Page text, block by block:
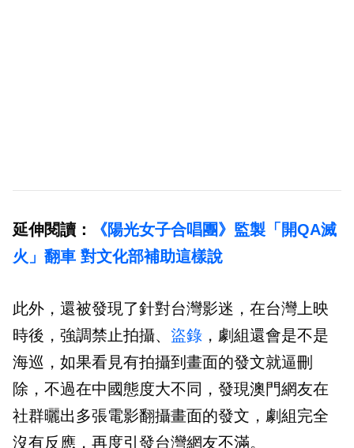
延伸閱讀：
《陽光女子合唱團》監製「開QA滅
火」翻車 對文化部補助這樣說
此外，還被發現了針對台灣影迷，在台灣上映
時後，強調禁止拍攝、 盜錄 ，劇組還會是不是
海巡，如果看見有拍攝到畫面的發文就逼刪
除，不過在中國態度大不同，發現澳門網友在
社群曬出多張電影翻攝畫面的發文，劇組完全
沒有反應，再度引發台灣網友不滿。